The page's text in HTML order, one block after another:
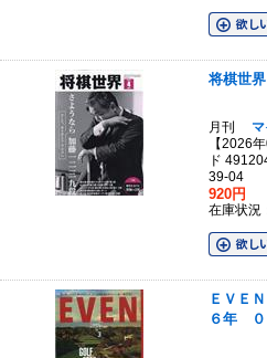
将棋世
月刊
【2026
ド
39-04
920円
在庫状況
ＥＶＥ
６年 ０